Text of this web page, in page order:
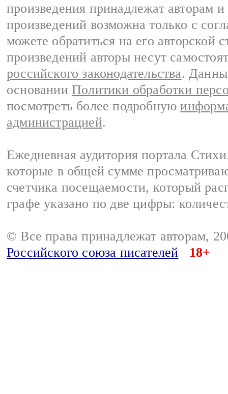
произведения принадлежат авторам
произведений возможна только с
можете обратиться на его авторской
произведений авторы несут
российского законодательства.
основании Политики обработки
посмотреть более подробную
администрацией.
Ежедневная аудитория портала
которые в общей сумме
счетчика посещаемости, который
графе указано по две цифры:
© Все права принадлежат авторам,
Российского союза писателей
18+